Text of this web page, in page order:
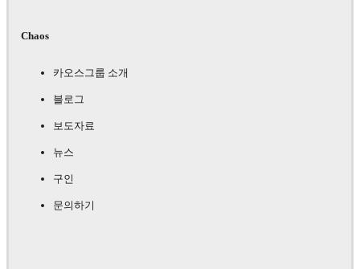
Chaos
카오스그룹 소개
블로그
보도자료
뉴스
구인
문의하기